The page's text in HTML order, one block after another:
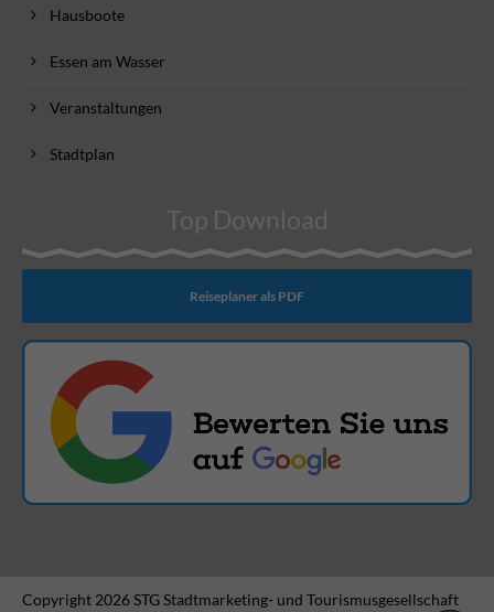
Hausboote
Essen am Wasser
Veranstaltungen
Stadtplan
Top Download
Reiseplaner als PDF
Copyright 2026 STG Stadtmarketing- und Tourismusgesellschaft